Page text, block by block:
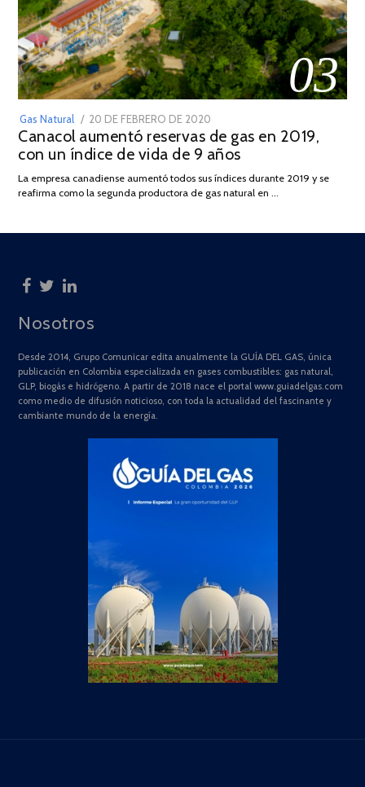
03
Gas Natural
POSTED
ON
20 DE FEBRERO DE 2020
DE
JULIO
2025
Canacol aumentó reservas de gas en 2019,
con un índice de vida de 9 años
La empresa canadiense aumentó todos sus índices durante 2019 y se
reafirma como la segunda productora de gas natural en …
Nosotros
Desde 2014, Grupo Comunicar edita anualmente la GUÍA DEL GAS, única
publicación en Colombia especializada en gases combustibles: gas natural,
GLP, biogás e hidrógeno. A partir de 2018 nace el portal www.guiadelgas.com
como medio de difusión noticioso, con toda la actualidad del fascinante y
cambiante mundo de la energía.